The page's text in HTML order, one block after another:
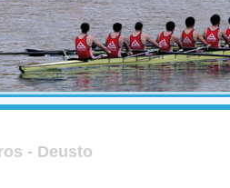
- Deusto